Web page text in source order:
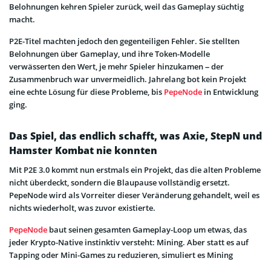
Belohnungen kehren Spieler zurück, weil das Gameplay süchtig
macht.
P2E-Titel machten jedoch den gegenteiligen Fehler. Sie stellten
Belohnungen über Gameplay, und ihre Token-Modelle
verwässerten den Wert, je mehr Spieler hinzukamen – der
Zusammenbruch war unvermeidlich. Jahrelang bot kein Projekt
eine echte Lösung für diese Probleme, bis PepeNode in Entwicklung
ging.
Das Spiel, das endlich schafft, was Axie, StepN und
Hamster Kombat nie konnten
Mit P2E 3.0 kommt nun erstmals ein Projekt, das die alten Probleme
nicht überdeckt, sondern die Blaupause vollständig ersetzt.
PepeNode wird als Vorreiter dieser Veränderung gehandelt, weil es
nichts wiederholt, was zuvor existierte.
PepeNode baut seinen gesamten Gameplay-Loop um etwas, das
jeder Krypto-Native instinktiv versteht: Mining. Aber statt es auf
Tapping oder Mini-Games zu reduzieren, simuliert es Mining